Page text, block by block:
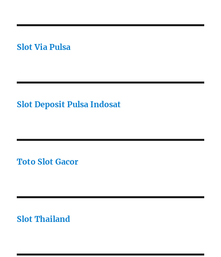
Slot Via Pulsa
Slot Deposit Pulsa Indosat
Toto Slot Gacor
Slot Thailand